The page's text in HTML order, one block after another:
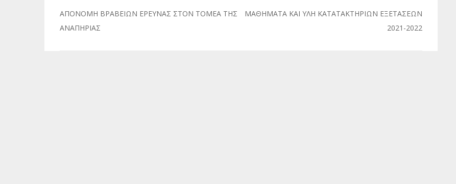
Πλοήγηση
άρθρων
ΑΠΟΝΟΜΗ ΒΡΑΒΕΙΩΝ ΕΡΕΥΝΑΣ ΣΤΟΝ ΤΟΜΕΑ ΤΗΣ
ΑΝΑΠΗΡΙΑΣ
ΜΑΘΗΜΑΤΑ ΚΑΙ ΥΛΗ ΚΑΤΑΤΑΚΤΗΡΙΩΝ ΕΞΕΤΑΣΕΩΝ
2021-2022